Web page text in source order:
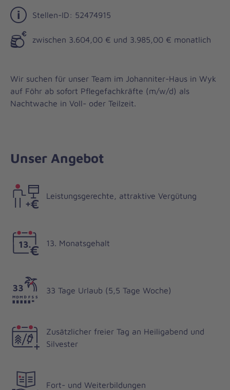
Stellen-ID: 52474915
zwischen 3.604,00 € und 3.985,00 € monatlich
Wir suchen für unser Team im Johanniter-Haus in Wyk
auf Föhr ab sofort Pflegefachkräfte (m/w/d) als
Nachtwache in Voll- oder Teilzeit.
Unser Angebot
Leistungsgerechte, attraktive Vergütung
13. Monatsgehalt
33 Tage Urlaub (5,5 Tage Woche)
Zusätzlicher freier Tag an Heiligabend und
Silvester
Fort- und Weiterbildungen